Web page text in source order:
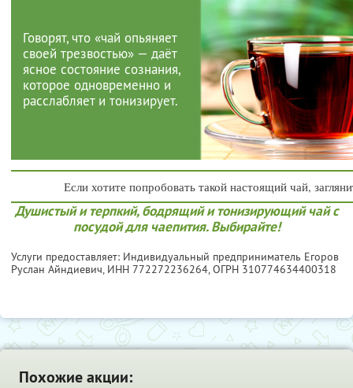
Говорят, что «чай опьяняет
своей трезвостью» — даёт
ясное состояние сознания,
которое одновременно и
расслабляет и тонизирует.
Если хотите попробовать такой настоящий чай,
Душистый и терпкий, бодрящий и тонизирующий чай с
посудой для чаепития. Выбирайте!
Услуги предоставляет: Индивидуальный предприниматель Егоров
Руслан Айндиевич, ИНН 772272236264, ОГРН 310774634400318
Похожие акции: